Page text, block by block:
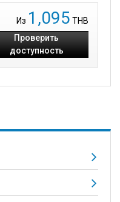
Из 1,095 THB
Проверить
доступность